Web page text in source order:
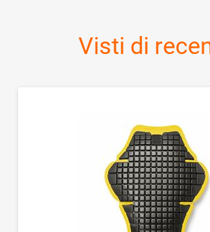
Visti di